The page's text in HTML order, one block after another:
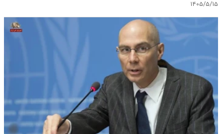
۱۴۰۵/۵/۱۵